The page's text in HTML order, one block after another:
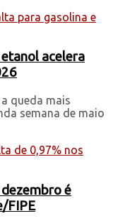
acelera
queda mais
semana de maio
é
FIPE